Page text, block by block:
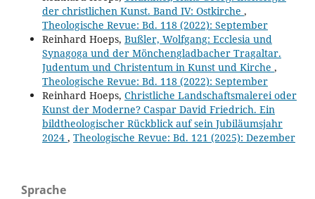
der christlichen Kunst. Band IV: Ostkirche ,
Theologische Revue: Bd. 118 (2022): September
Reinhard Hoeps, Bußler, Wolfgang: Ecclesia und
Synagoga und der Mönchengladbacher Tragaltar.
Judentum und Christentum in Kunst und Kirche ,
Theologische Revue: Bd. 118 (2022): September
Reinhard Hoeps, Christliche Landschaftsmalerei oder
Kunst der Moderne? Caspar David Friedrich. Ein
bildtheologischer Rückblick auf sein Jubiläumsjahr
2024 , Theologische Revue: Bd. 121 (2025): Dezember
Sprache